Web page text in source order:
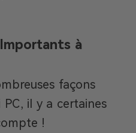
à
façons
il y a certaines
!